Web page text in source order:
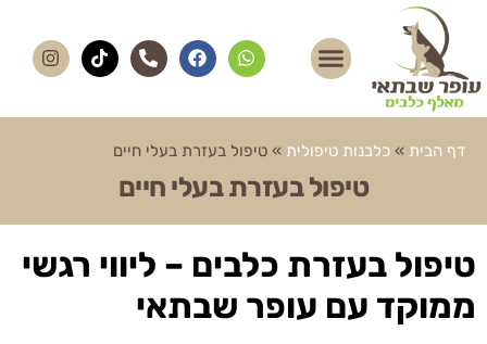
דף הבית » כלבנות טיפולית » טיפול בעזרת בעלי חיים
טיפול בעזרת בעלי חיים
טיפול בעזרת כלבים – ליווי רגשי
ממוקד עם עופר שבתאי